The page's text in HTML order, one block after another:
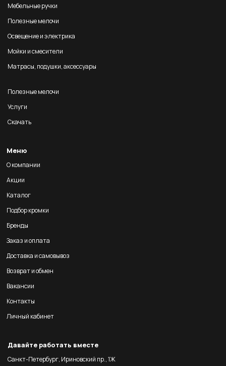
Мебельные ручки
Полезные мелочи
Освещение и электрика
Мойки и смесители
Матрасы, подушки, аксессуары
Полезные мелочи
Услуги
Скачать
Меню
О компании
Акции
Каталог
Подбор кромки
Бренды
Заказ и оплата
Доставка и самовывоз
Возврат и обмен
Вакансии
Контакты
Личный кабинет
Давайте работать вместе
Санкт-Петербург, Ириновский пр., 1Ж